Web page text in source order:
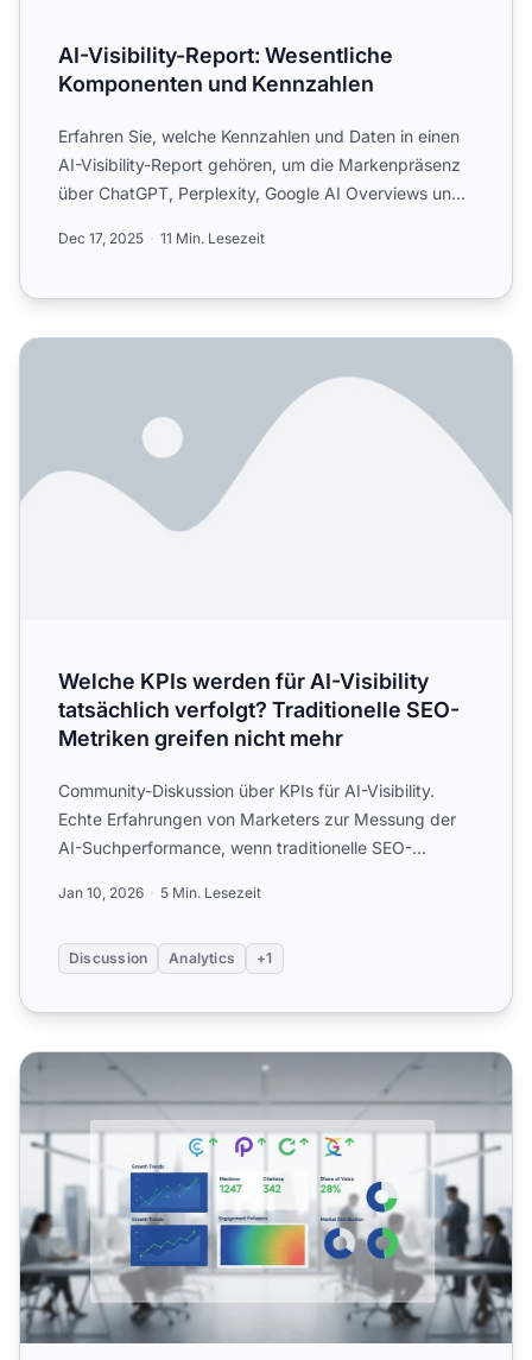
AI-Visibility-Report: Wesentliche
Komponenten und Kennzahlen
Erfahren Sie, welche Kennzahlen und Daten in einen
AI-Visibility-Report gehören, um die Markenpräsenz
über ChatGPT, Perplexity, Google AI Overviews und
Dec 17, 2025 11 Min. Lesezeit
Welche KPIs werden für AI-Visibility tatsächlich verfolgt?
Welche KPIs werden für AI-Visibility
tatsächlich verfolgt? Traditionelle SEO-
Metriken greifen nicht mehr
Community-Diskussion über KPIs für AI-Visibility.
Echte Erfahrungen von Marketers zur Messung der
AI-Suchperformance, wenn traditionelle SEO-
Jan 10, 2026 5 Min. Lesezeit
Discussion Analytics +1
Erstellung von KI-Visibility-Reports für Stakeholder